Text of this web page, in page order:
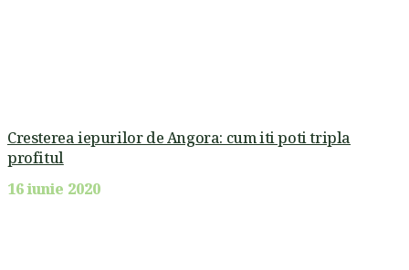
Cresterea iepurilor de Angora: cum iti poti tripla
profitul
16 iunie 2020